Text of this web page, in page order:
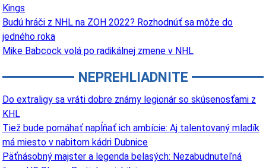
Kings
Budú hráči z NHL na ZOH 2022? Rozhodnúť sa môže do
jedného roka
Mike Babcock volá po radikálnej zmene v NHL
NEPREHLIADNITE
Do extraligy sa vráti dobre známy legionár so skúsenosťami z
KHL
Tiež bude pomáhať napĺňať ich ambície: Aj talentovaný mladík
má miesto v nabitom kádri Dubnice
Päťnásobný majster a legenda belasých: Nezabudnuteľná